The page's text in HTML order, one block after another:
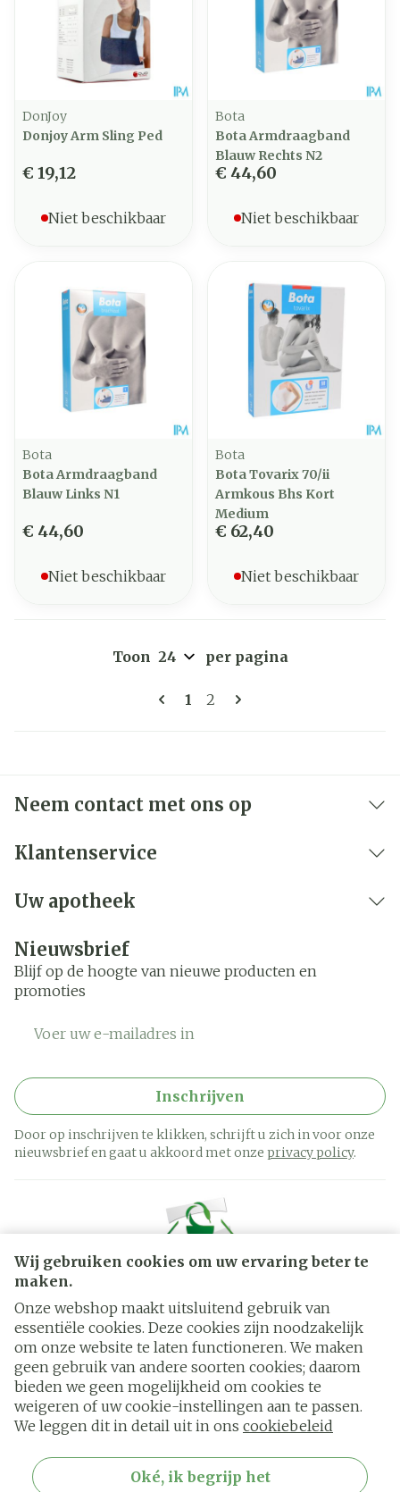
Wij gebruiken cookies om uw ervaring beter te
maken.
Onze webshop maakt uitsluitend gebruik van
essentiële cookies. Deze cookies zijn noodzakelijk
om onze website te laten functioneren. We maken
geen gebruik van andere soorten cookies; daarom
bieden we geen mogelijkheid om cookies te
weigeren of uw cookie-instellingen aan te passen.
We leggen dit in detail uit in ons cookiebeleid
Oké, ik begrijp het
DonJoy
Donjoy Arm Sling Ped
€ 19,12
Niet beschikbaar
Bota
Bota Armdraagband
Blauw Rechts N2
€ 44,60
Niet beschikbaar
Bota
Bota Armdraagband
Blauw Links N1
€ 44,60
Niet beschikbaar
Bota
Bota Tovarix 70/ii
Armkous Bhs Kort
Medium
€ 62,40
Niet beschikbaar
Pagina's
U lees momenteel pagina
1 Pagina
2
Toon per pagina
Neem contact met ons op
Klantenservice
Uw apotheek
Nieuwsbrief
Blijf op de hoogte van nieuwe producten en
promoties
Inschrijven
Door op inschrijven te klikken, schrijft u zich in voor onze
nieuwsbrief en gaat u akkoord met onze privacy policy.
Juridische links